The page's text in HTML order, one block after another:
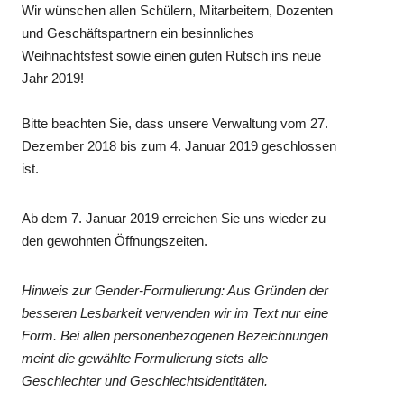
Wir wünschen allen Schülern, Mitarbeitern, Dozenten
und Geschäftspartnern ein besinnliches
Weihnachtsfest sowie einen guten Rutsch ins neue
Jahr 2019!
Bitte beachten Sie, dass unsere Verwaltung vom 27.
Dezember 2018 bis zum 4. Januar 2019 geschlossen
ist.
Ab dem 7. Januar 2019 erreichen Sie uns wieder zu
den gewohnten Öffnungszeiten.
Hinweis zur Gender-Formulierung: Aus Gründen der
besseren Lesbarkeit verwenden wir im Text nur eine
Form. Bei allen personenbezogenen Bezeichnungen
meint die gewählte Formulierung stets alle
Geschlechter und Geschlechtsidentitäten.